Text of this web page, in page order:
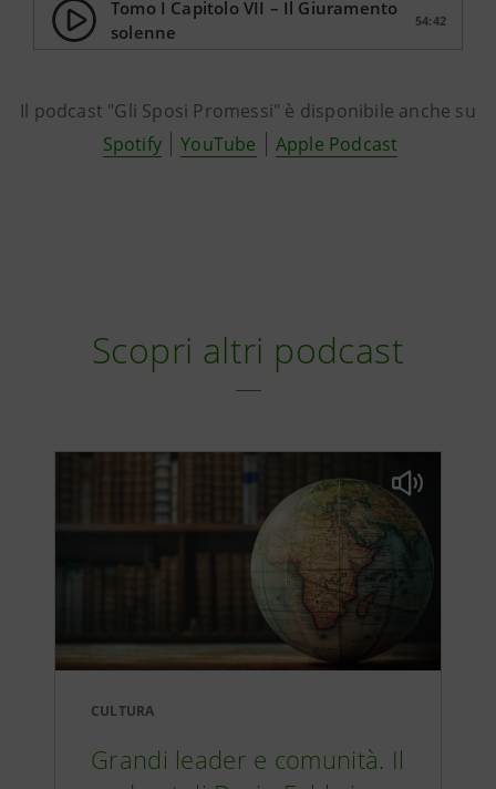
Tomo I Capitolo VII – Il Giuramento
solenne
54:42
Tomo I Capitolo VIII - La fuga 38:32
Tomo II Capitolo IV 53:58
Tomo II Capitolo VI
Il podcast "Gli Sposi Promessi" è disponibile anche su
Spotify
YouTube Apple Podcast
Scopri altri podcast
CULTURA
Grandi leader e comunità. Il